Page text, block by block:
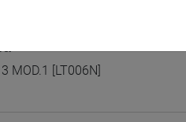
MOD.1 [LT006N]